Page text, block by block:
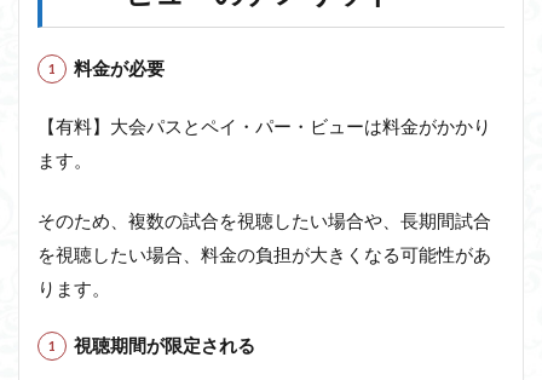
料金が必要
【有料】大会パスとペイ・パー・ビューは料金がかかり
ます。
そのため、複数の試合を視聴したい場合や、長期間試合
を視聴したい場合、料金の負担が大きくなる可能性があ
ります。
視聴期間が限定される